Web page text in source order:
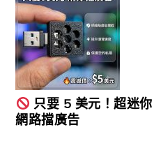
只要 5 美元！超迷
網路擋廣告